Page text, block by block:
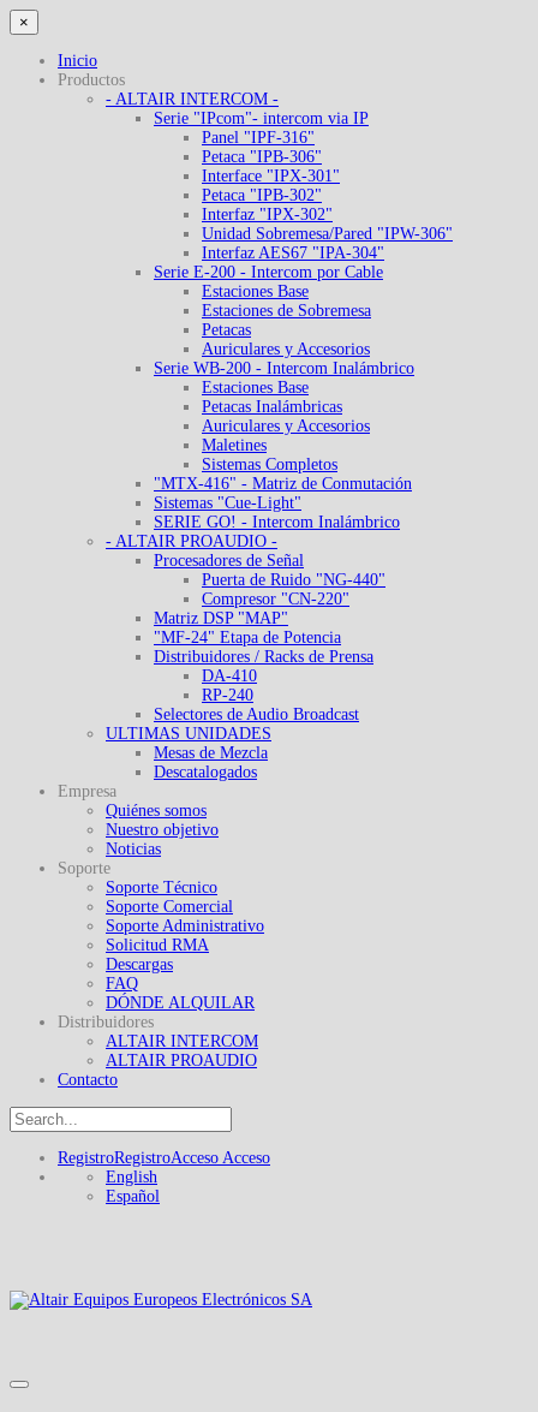
×
Inicio
Productos
- ALTAIR INTERCOM -
Serie "IPcom"- intercom via IP
Panel "IPF-316"
Petaca "IPB-306"
Interface "IPX-301"
Petaca "IPB-302"
Interfaz "IPX-302"
Unidad Sobremesa/Pared "IPW-306"
Interfaz AES67 "IPA-304"
Serie E-200 - Intercom por Cable
Estaciones Base
Estaciones de Sobremesa
Petacas
Auriculares y Accesorios
Serie WB-200 - Intercom Inalámbrico
Estaciones Base
Petacas Inalámbricas
Auriculares y Accesorios
Maletines
Sistemas Completos
"MTX-416" - Matriz de Conmutación
Sistemas "Cue-Light"
SERIE GO! - Intercom Inalámbrico
- ALTAIR PROAUDIO -
Procesadores de Señal
Puerta de Ruido "NG-440"
Compresor "CN-220"
Matriz DSP "MAP"
"MF-24" Etapa de Potencia
Distribuidores / Racks de Prensa
DA-410
RP-240
Selectores de Audio Broadcast
ULTIMAS UNIDADES
Mesas de Mezcla
Descatalogados
Empresa
Quiénes somos
Nuestro objetivo
Noticias
Soporte
Soporte Técnico
Soporte Comercial
Soporte Administrativo
Solicitud RMA
Descargas
FAQ
DÓNDE ALQUILAR
Distribuidores
ALTAIR INTERCOM
ALTAIR PROAUDIO
Contacto
RegistroRegistroAcceso Acceso
English
Español